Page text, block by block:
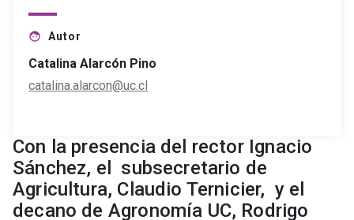
face Autor
Catalina Alarcón Pino
catalina.alarcon@uc.cl
Con la presencia del rector Ignacio
Sánchez, el subsecretario de
Agricultura, Claudio Ternicier, y el
decano de Agronomía UC, Rodrigo